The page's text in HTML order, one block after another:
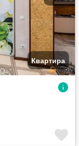
Квартира